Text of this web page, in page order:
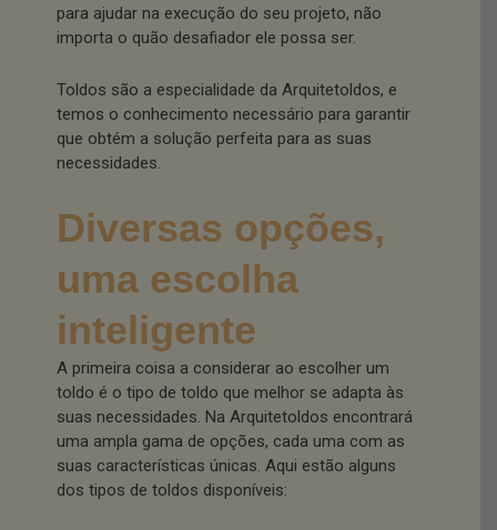
para ajudar na execução do seu projeto, não
importa o quão desafiador ele possa ser.
Toldos são a especialidade da Arquitetoldos, e
temos o conhecimento necessário para garantir
que obtém a solução perfeita para as suas
necessidades.
Diversas opções,
uma escolha
inteligente
A primeira coisa a considerar ao escolher um
toldo é o tipo de toldo que melhor se adapta às
suas necessidades. Na Arquitetoldos encontrará
uma ampla gama de opções, cada uma com as
suas características únicas. Aqui estão alguns
dos tipos de toldos disponíveis: